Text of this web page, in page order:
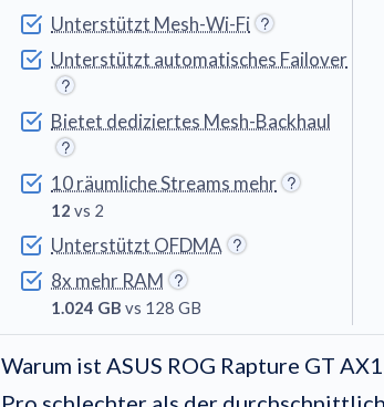
Unterstützt Mesh-Wi-Fi
Unterstützt automatisches Failover
Bietet dediziertes Mesh-Backhaul
10 räumliche Streams mehr
12 vs 2
Unterstützt OFDMA
8x mehr RAM
1.024 GB vs 128 GB
Warum ist ASUS ROG Rapture GT